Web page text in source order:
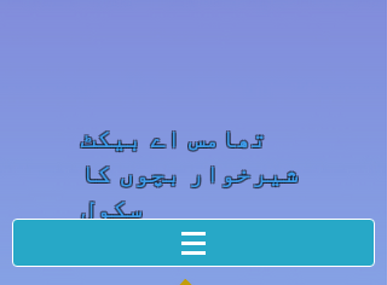
تھامس اے بیکٹ
شیرخوار بچوں کا
سکول